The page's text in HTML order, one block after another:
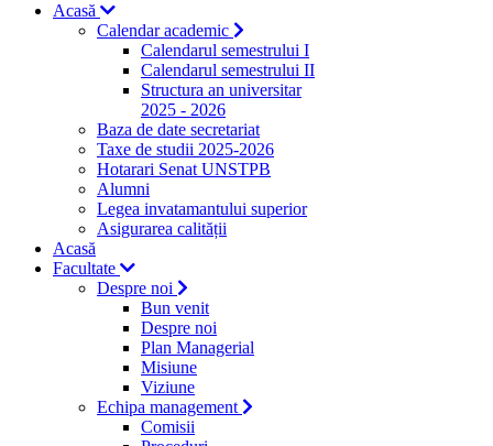
Acasă
Calendar academic
Calendarul semestrului I
Calendarul semestrului II
Structura an universitar
2025 - 2026
Baza de date secretariat
Taxe de studii 2025-2026
Hotarari Senat UNSTPB
Alumni
Legea invatamantului superior
Asigurarea calității
Acasă
Facultate
Despre noi
Bun venit
Despre noi
Plan Managerial
Misiune
Viziune
Echipa management
Comisii